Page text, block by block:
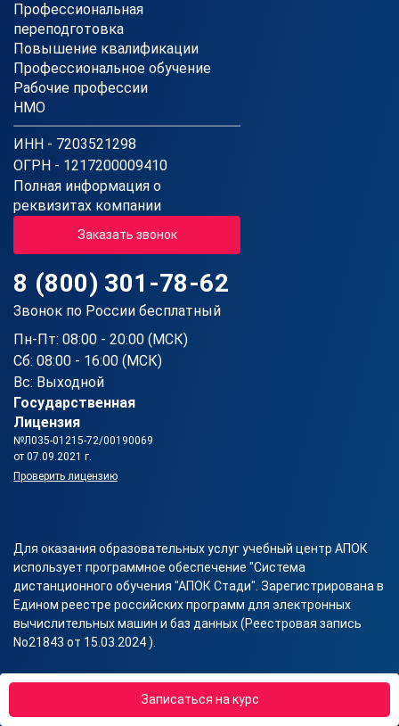
Записаться на курс
Профессиональная
переподготовка
Повышение квалификации
Профессиональное обучение
Рабочие профессии
НМО
ИНН - 7203521298
ОГРН - 1217200009410
Полная информация о
реквизитах компании
Заказать звонок
8 (800) 301-78-62
Звонок по России бесплатный
Пн-Пт: 08:00 - 20:00 (МСК)
Сб: 08:00 - 16:00 (МСК)
Вс: Выходной
Государственная
Лицензия
№Л035-01215-72/00190069
от 07.09.2021 г.
Проверить лицензию
Для оказания образовательных услуг учебный центр АПОК
использует программное обеспечение "Система
дистанционного обучения "АПОК Стади". Зарегистрирована в
Едином реестре российских программ для электронных
вычислительных машин и баз данных (Реестровая запись
No21843 от 15.03.2024 ).
©2026, АПОК